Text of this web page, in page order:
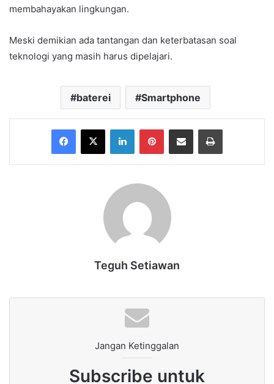
membahayakan lingkungan.
Meski demikian ada tantangan dan keterbatasan soal
teknologi yang masih harus dipelajari.
baterei Smartphone
Facebook
X LinkedInPinterestShare via Email Print
Teguh Setiawan
Jangan Ketinggalan
Subscribe untuk